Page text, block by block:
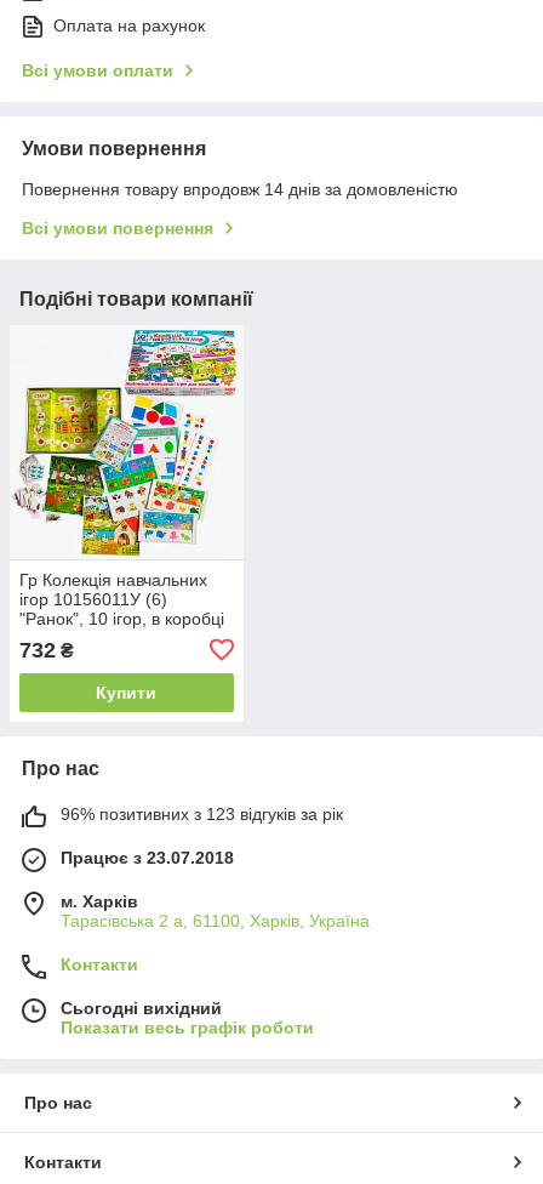
Оплата на рахунок
Всі умови оплати
Умови повернення
Повернення товару впродовж 14 днів за домовленістю
Всі умови повернення
Подібні товари компанії
Гр Колекція навчальних
ігор 10156011У (6)
"Ранок", 10 ігор, в коробці
732 ₴
Купити
Про нас
96% позитивних з 123 відгуків за рік
Працює з 23.07.2018
м. Харків
Тарасівська 2 а, 61100, Харків, Україна
Контакти
Сьогодні вихідний
Показати весь графік роботи
Про нас
Контакти